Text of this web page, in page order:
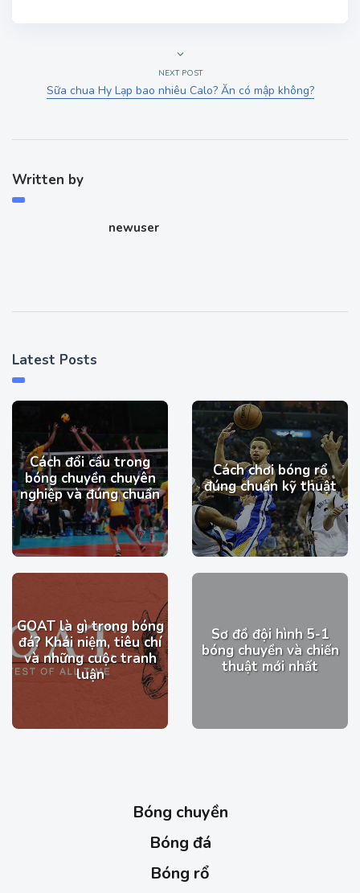
NEXT POST
Sữa chua Hy Lạp bao nhiêu Calo? Ăn có mập không?
Written by
newuser
Latest Posts
Cách đổi cầu trong
bóng chuyền chuyên
nghiệp và đúng chuẩn
Cách chơi bóng rổ
đúng chuẩn kỹ thuật
GOAT là gì trong bóng
đá? Khái niệm, tiêu chí
và những cuộc tranh
luận
Sơ đồ đội hình 5-1
bóng chuyền và chiến
thuật mới nhất
Bóng chuyền
Bóng đá
Bóng rổ